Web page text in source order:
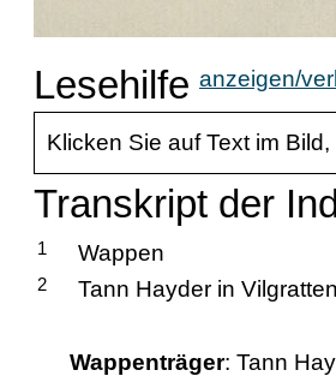
Lesehilfe anzeigen/
Klicken Sie auf Text im
Transkript der
1 Wappen
2 Tann Hayder in
Wappenträger: Tann